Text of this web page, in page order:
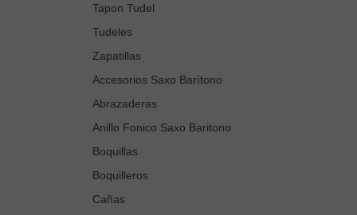
Tapon Tudel
Tudeles
Zapatillas
Accesorios Saxo Barítono
Abrazaderas
Anillo Fonico Saxo Baritono
Boquillas
Boquilleros
Cañas